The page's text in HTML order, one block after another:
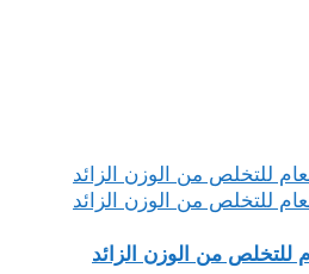
للتخلص من الوزن الزائد